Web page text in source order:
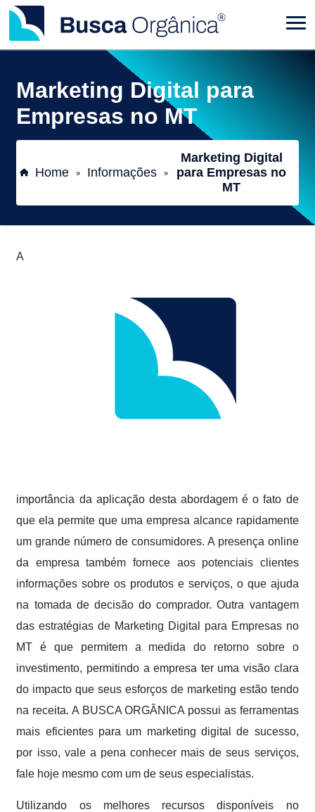
Marketing Digital para
Empresas no MT
Home » Informações »
Marketing Digital
para Empresas no
MT
A
importância da aplicação desta abordagem é o fato de
que ela permite que uma empresa alcance rapidamente
um grande número de consumidores. A presença online
da empresa também fornece aos potenciais clientes
informações sobre os produtos e serviços, o que ajuda
na tomada de decisão do comprador. Outra vantagem
das estratégias de Marketing Digital para Empresas no
MT é que permitem a medida do retorno sobre o
investimento, permitindo a empresa ter uma visão clara
do impacto que seus esforços de marketing estão tendo
na receita. A BUSCA ORGÂNICA possui as ferramentas
mais eficientes para um marketing digital de sucesso,
por isso, vale a pena conhecer mais de seus serviços,
fale hoje mesmo com um de seus especialistas.
Utilizando os melhores recursos disponíveis no